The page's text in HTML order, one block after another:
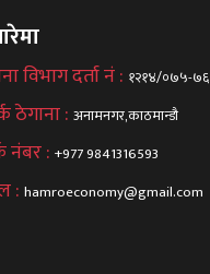
विभाग दर्ता नं : १२१४/०७५-७६
ठेगाना : अनामनगर,काठमान्डौ
नंबर : +977 9841316593
: hamroeconomy@gmail.com